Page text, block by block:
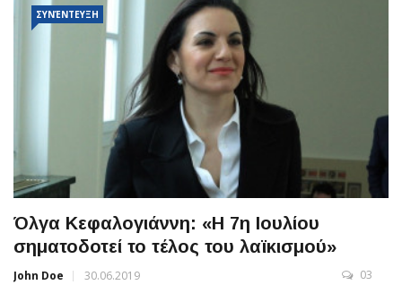
ΣΥΝΈΝΤΕΥΞΗ
Όλγα Κεφαλογιάννη: «Η 7η Ιουλίου
σηματοδοτεί το τέλος του λαϊκισμού»
John Doe 30.06.2019 03